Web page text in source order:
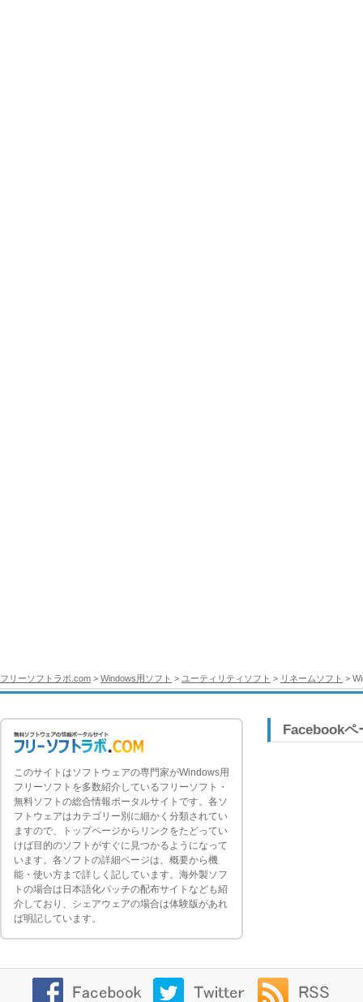
フリーソフトラボ.com > Windows用ソフト > ユーティリティソフト > リネームソフト >
このサイトはソフトウェアの専門家がWindows用
フリーソフトを多数紹介しているフリーソフト・
無料ソフトの総合情報ポータルサイトです。各ソ
フトウェアはカテゴリー別に細かく分類されてい
ますので、トップページからリンクをたどってい
けば目的のソフトがすぐに見つかるようになって
います。各ソフトの詳細ページは、概要から機
能・使い方まで詳しく記しています。海外製ソフ
トの場合は日本語化パッチの配布サイトなども紹
介しており、シェアウェアの場合は体験版があれ
ば明記しています。
Facebookペ